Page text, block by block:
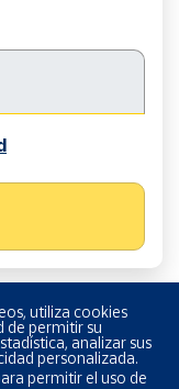
utiliza cookies
de permitir su
analizar sus
personalizada.
permitir el uso de